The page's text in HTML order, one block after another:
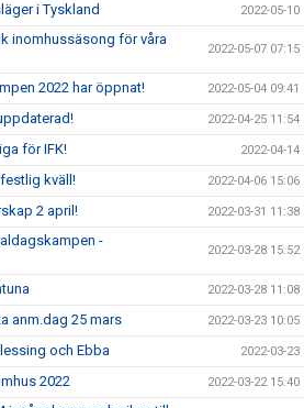
i Tyskland 2022-05-10
inomhussäsong för våra
2022-05-07 07:15
2022 har öppnat! 2022-05-04 09:41
2022-04-25 11:54
för IFK! 2022-04-14
kväll! 2022-04-06 15:06
2 april! 2022-03-31 11:38
-
2022-03-28 15:52
2022-03-28 11:08
anm.dag 25 mars 2022-03-23 10:05
och Ebba 2022-03-23
2022 2022-03-22 15:40